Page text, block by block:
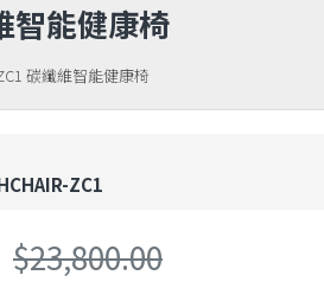
碳纖維智能健康椅
智能健康椅
ZC1
$23,800.00